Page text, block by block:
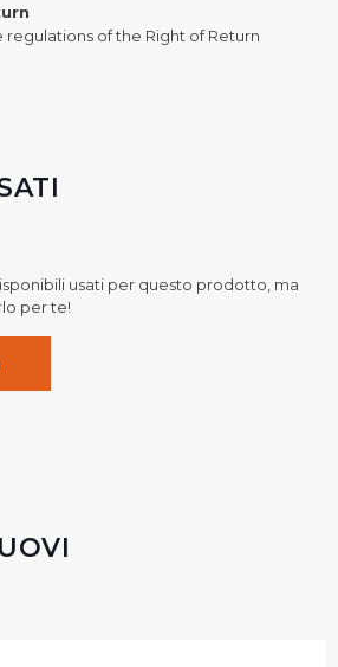
of the Right of Return
usati per questo prodotto, ma
per te!